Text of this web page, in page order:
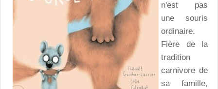
n'est pas
une souris
ordinaire.
Fière de la
tradition
carnivore de
sa famille,